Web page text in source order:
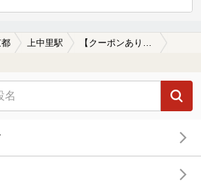
上中里駅 【クーポンあり】絶景が楽しめる上中里駅近くの温泉、日帰り温泉、スーパー銭湯おすすめ